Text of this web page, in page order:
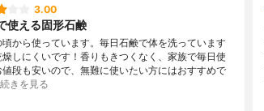
3.00
使える固形石鹸
頃から使っています。毎日石鹸で体を洗っています
燥しにくいです！香りもきつくなく、家族で毎日使
値段も安いので、無難に使いたい方にはおすすめで
続きを見る